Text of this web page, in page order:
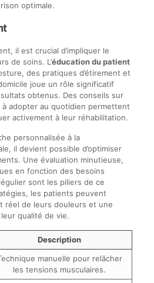
optimale.
il est crucial d’impliquer le
de soins. L’éducation du patient
des pratiques d’étirement et
joue un rôle significatif
obtenus. Des conseils sur
adopter au quotidien permettent
activement à leur réhabilitation.
personnalisée à la
il devient possible d’optimiser
Une évaluation minutieuse,
en fonction des besoins
sont les piliers de ce
les patients peuvent
réel de leurs douleurs et une
qualité de vie.
Description
manuelle pour relâcher
les tensions musculaires.